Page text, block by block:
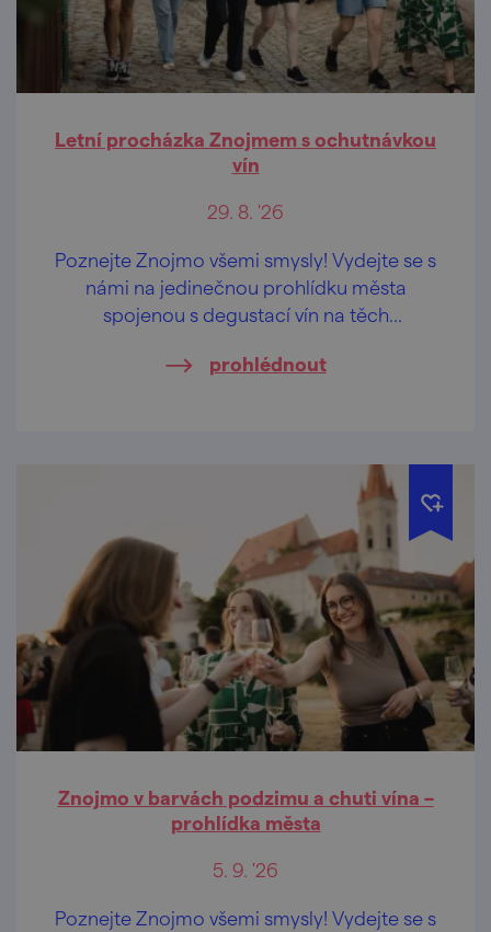
Letní procházka Znojmem s ochutnávkou
vín
29. 8. '26
Poznejte Znojmo všemi smysly! Vydejte se s
námi na jedinečnou prohlídku města
spojenou s degustací vín na těch
prohlédnout
Znojmo v barvách podzimu a chuti vína –
prohlídka města
5. 9. '26
Poznejte Znojmo všemi smysly! Vydejte se s